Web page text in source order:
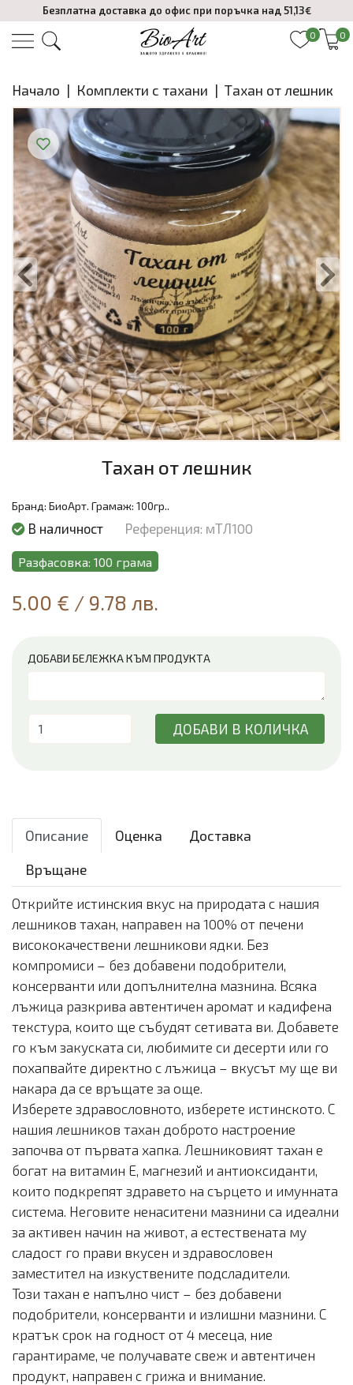
Безплатна доставка до офис при поръчка над 51,13€
0 0
Начало | Комплекти с тахани | Тахан от лешник
Тахан от лешник
Бранд: БиоАрт. Грамаж: 100гр..
В наличност Референция: мТЛ100
Разфасовка: 100 грама
5.00 € / 9.78 лв.
ДОБАВИ БЕЛЕЖКА КЪМ ПРОДУКТА
ДОБАВИ В КОЛИЧКА
Описание Оценка
Доставка
Връщане
Открийте истинския вкус на природата с нашия
лешников тахан, направен на 100% от печени
висококачествени лешникови ядки. Без
компромиси – без добавени подобрители,
консерванти или допълнителна мазнина. Всяка
лъжица разкрива автентичен аромат и кадифена
текстура, които ще събудят сетивата ви. Добавете
го към закуската си, любимите си десерти или го
похапвайте директно с лъжица – вкусът му ще ви
накара да се връщате за още.
Изберете здравословното, изберете истинското. С
нашия лешников тахан доброто настроение
започва от първата хапка. Лешниковият тахан е
богат на витамин Е, магнезий и антиоксиданти,
които подкрепят здравето на сърцето и имунната
система. Неговите ненаситени мазнини са идеални
за активен начин на живот, а естествената му
сладост го прави вкусен и здравословен
заместител на изкуствените подсладители.
Този тахан е напълно чист – без добавени
подобрители, консерванти и излишни мазнини. С
кратък срок на годност от 4 месеца, ние
гарантираме, че получавате свеж и автентичен
продукт, направен с грижа и внимание.